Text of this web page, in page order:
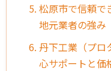
5. 松原市で信頼で
地元業者の強み
6. 丹下工業（プロ
心サポートと価